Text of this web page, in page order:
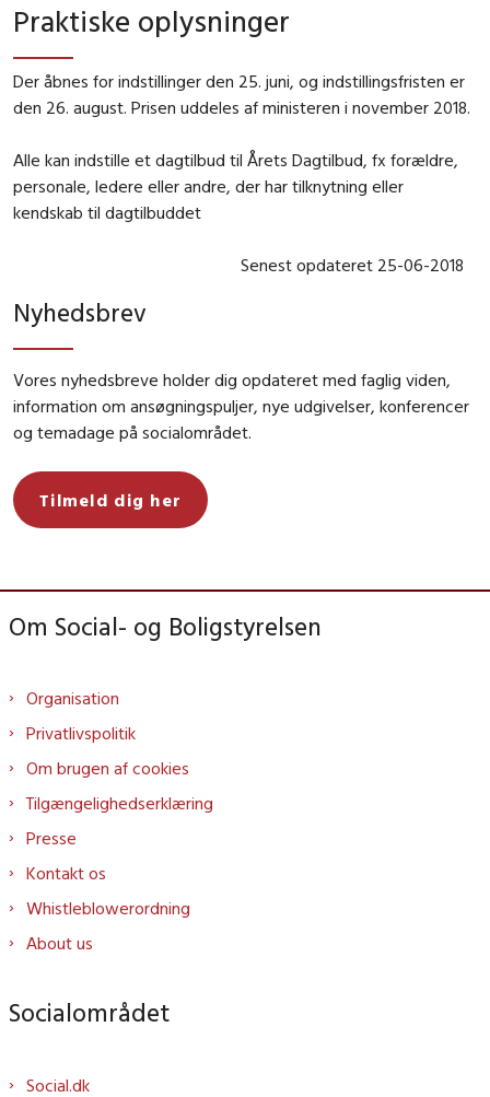
Praktiske oplysninger
Der åbnes for indstillinger den 25. juni, og indstillingsfristen er
den 26. august. Prisen uddeles af ministeren i november 2018.
Alle kan indstille et dagtilbud til Årets Dagtilbud, fx forældre,
personale, ledere eller andre, der har tilknytning eller
kendskab til dagtilbuddet
Senest opdateret 25-06-2018
Nyhedsbrev
Vores nyhedsbreve holder dig opdateret med faglig viden,
information om ansøgningspuljer, nye udgivelser, konferencer
og temadage på socialområdet.
Tilmeld dig her
Om Social- og Boligstyrelsen
Organisation
Privatlivspolitik
Om brugen af cookies
Tilgængelighedserklæring
Presse
Kontakt os
Whistleblowerordning
About us
Socialområdet
Social.dk